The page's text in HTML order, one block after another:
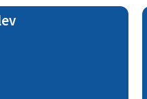
hest og rytter får en
og at
sig selv, samtidig
på det niveau, de